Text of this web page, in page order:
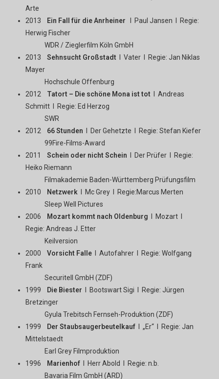
Arte
2013 Ein Fall für die Anrheiner I Paul Jansen I Regie:
Herwig Fischer
WDR / Zieglerfilm Köln GmbH
2013Sehnsucht Großstadt I Vater I Regie: Jan Niklas
Mayer
Hochschule Offenburg
2012 Tatort – Die schöne Mona ist tot I Andreas
Schmitt I Regie: Ed Herzog
SWR
2012
66 Stunden I Der Gehetzte I Regie: Stefan Kiefer
99Fire-Films-Award
2011
Schein oder nicht Schein
I Der Prüfer I Regie:
Heiko Riemann
Filmakademie Baden-Württemberg Prüfungsfilm
2010 Netzwerk I Mc Grey I Regie:Marcus Merten
Sleep Well Pictures
2006 Mozart kommt nach Oldenburg I Mozart I
Regie: Andreas J. Etter
Keilversion
2000Vorsicht Falle I Autofahrer I Regie: Wolfgang
Frank
Securitell GmbH (ZDF)
1999 Die Biester
I Bootswart Sigi I Regie: Jürgen
Bretzinger
Gyula Trebitsch Fernseh-Produktion (ZDF)
1999 Der Staubsaugerbeutelkauf I „Er“ I Regie: Jan
Mittelstaedt
Earl Grey Filmproduktion
1996 Marienhof I Herr Abold I Regie: n.b.
Bavaria Film GmbH (ARD)